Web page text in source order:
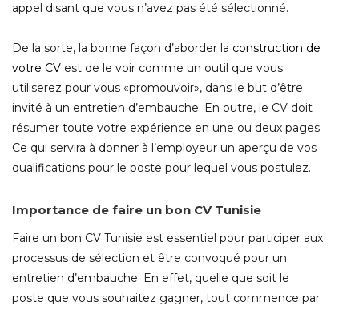
appel disant que vous n’avez pas été sélectionné.
De la sorte, la bonne façon d’aborder la construction de
votre CV est de le voir comme un outil que vous
utiliserez pour vous «promouvoir», dans le but d’être
invité à un entretien d’embauche. En outre, le CV doit
résumer toute votre expérience en une ou deux pages.
Ce qui servira à donner à l’employeur un aperçu de vos
qualifications pour le poste pour lequel vous postulez.
Importance de faire un bon CV Tunisie
Faire un bon CV Tunisie est essentiel pour participer aux
processus de sélection et être convoqué pour un
entretien d’embauche. En effet, quelle que soit le
poste que vous souhaitez gagner, tout commence par